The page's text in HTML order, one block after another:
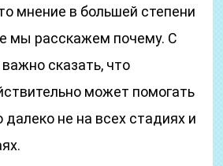
мнение в большей степени
мы расскажем почему. С
сказать, что
может помогать
далеко не на всех стадиях и